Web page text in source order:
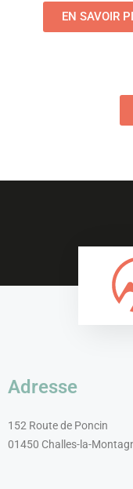
EN SAVOIR
Adresse
152 Route de Poncin
01450 Challes-la-